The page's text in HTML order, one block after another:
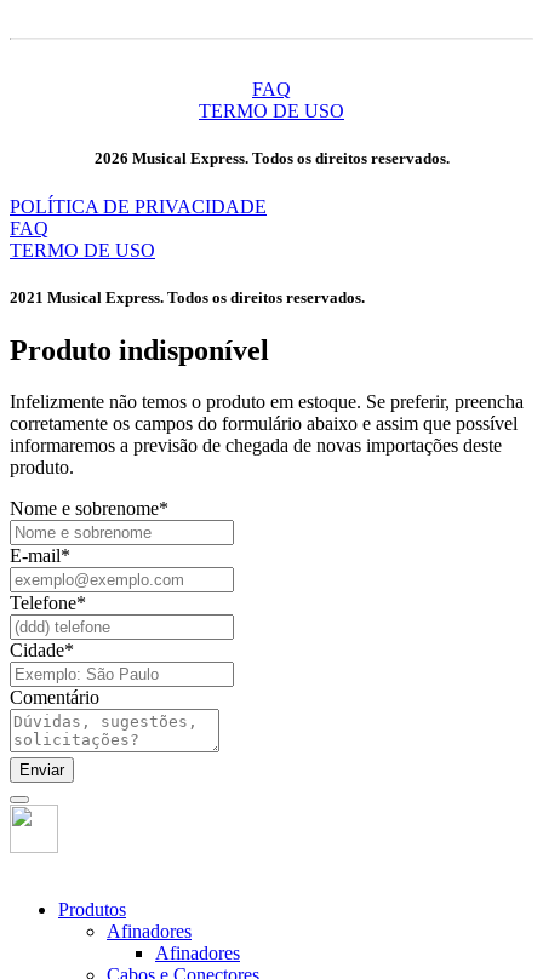
FAQ
TERMO DE USO
2026 Musical Express. Todos os direitos reservados.
POLÍTICA DE PRIVACIDADE
FAQ
TERMO DE USO
2021 Musical Express. Todos os direitos reservados.
Produto indisponível​
Infelizmente não temos o produto em estoque. Se preferir, preencha
corretamente os campos do formulário abaixo e assim que possível
informaremos a previsão de chegada de novas importações deste
produto.
Nome e sobrenome*
E-mail*
Telefone*
Cidade*
Comentário
Enviar
Produtos
Afinadores
Afinadores
Cabos e Conectores